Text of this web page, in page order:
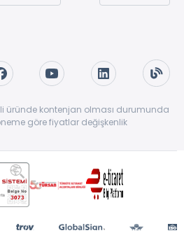
üründe kontenjan olması durumunda
göre fiyatlar değişkenlik